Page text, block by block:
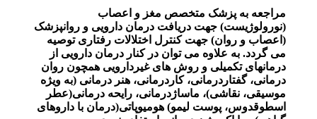
مراجعه به پزشک متخصص مغز و اعصاب
(نورولوژیست) جهت دریافت درمان دارویی و روانپزشک
(اعصاب و روان) جهت کنترل اختلالات رفتاری توصیه
می گردد. به علاوه می توان در کنار درمان دارویی از
درمانهای تکمیلی و روش های غیردارویی همچون روان
درمانی، گفتاردرمانی، کاردرمانی، هنر درمانی (به ویژه
موسیقی، نقاشی)، ماساژدرمانی، رایحه درمانی(عطر
اسطوقدوس، پوست لیمو) هومیوپاتی(درمان با داروهای